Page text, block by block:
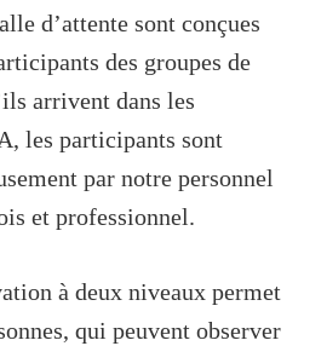
d’attente sont conçues
des groupes de
arrivent dans les
les participants sont
par notre personnel
et professionnel.
à deux niveaux permet
qui peuvent observer